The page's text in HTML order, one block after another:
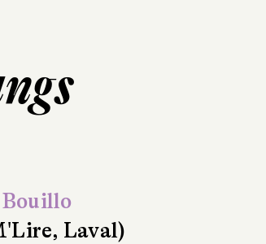
Laval)